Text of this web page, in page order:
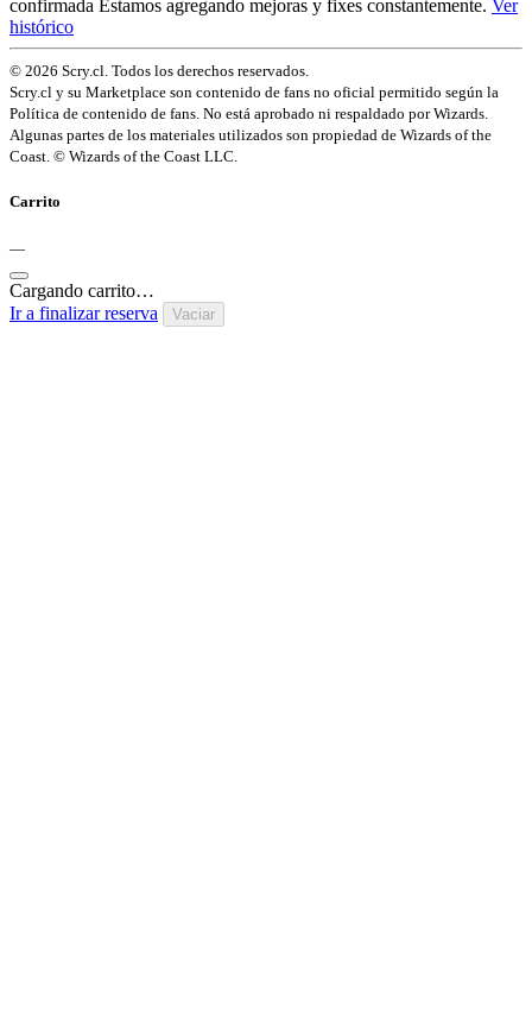
confirmada Estamos agregando mejoras y fixes constantemente. Ver
histórico
© 2026 Scry.cl. Todos los derechos reservados.
Scry.cl y su Marketplace son contenido de fans no oficial permitido según la
Política de contenido de fans. No está aprobado ni respaldado por Wizards.
Algunas partes de los materiales utilizados son propiedad de Wizards of the
Coast. © Wizards of the Coast LLC.
Carrito
—
Cargando carrito…
Ir a finalizar reserva
Vaciar